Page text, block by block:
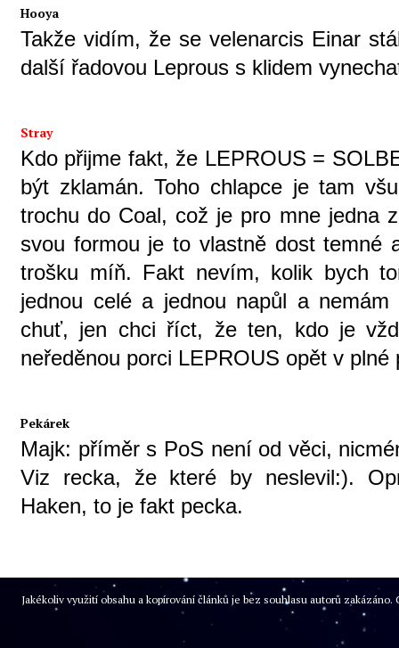
Hooya
Takže vidím, že se velenarcis Einar
další řadovou Leprous s klidem
Stray
Kdo přijme fakt, že LEPROUS =
být zklamán. Toho chlapce je tam
trochu do Coal, což je pro mne jedna
svou formou je to vlastně dost temné
trošku míň. Fakt nevím, kolik bych
jednou celé a jednou napůl a
chuť, jen chci říct, že ten, kdo je
neředěnou porci LEPROUS opět v plné
Pekárek
Majk: příměr s PoS není od věci,
Viz recka, že které by neslevil:).
Haken, to je fakt pecka.
Jakékoliv využití obsahu a kopírování článků je bez souhlasu autorů